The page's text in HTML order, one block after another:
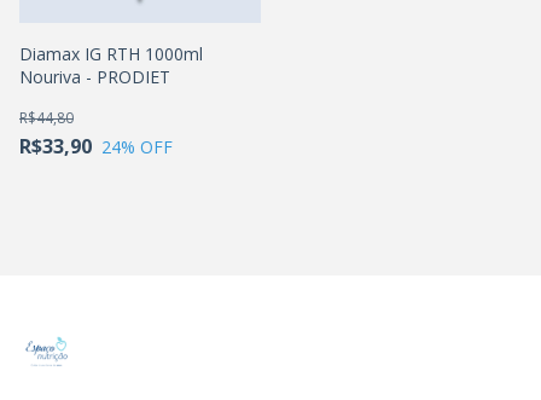
Diamax IG RTH 1000ml
Nouriva - PRODIET
R$33,90
R$44,80
24% OFF